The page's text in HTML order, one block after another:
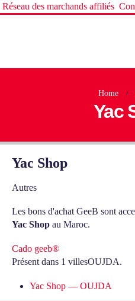
Réseau des marchands affiliés
Home
Yac
Yac Shop
Autres
Les bons d'achat GeeB sont
Yac Shop au Maroc.
Cado geeb®
Présent dans 1 villesOUJDA.
Yac Shop — OUJDA